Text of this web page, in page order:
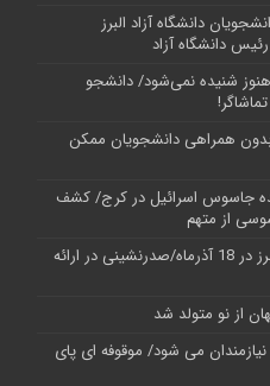
دانشگاه آزاد البرز
دانشگاه آز‌اد
شنیده نمی‌شود/ دانشجو
همراهی دانشجویان ممکن
جاسوس اسرائیل در کرج/‌ کشف
از متهم
عناوین روزنامه‌های البرز در ‌18 آذرماه/صدرنشینی در ارائه
از نو متولد شد
می شود/ موقوفه ای پای